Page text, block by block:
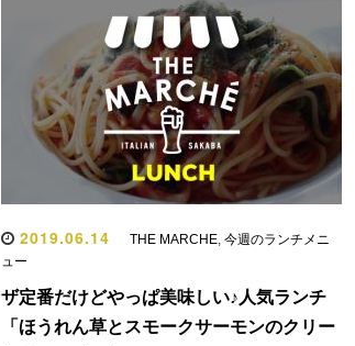
2019.06.14 THE MARCHE, 今週のランチメニ
ュー
ザ定番だけどやっぱ美味しい♪人気ランチ
「ほうれん草とスモークサーモンのクリー